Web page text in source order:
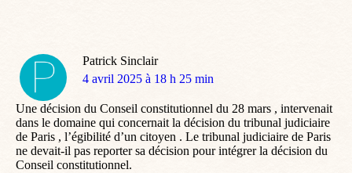
Patrick Sinclair
dit
4 avril 2025 à 18 h 25 min
Une décision du Conseil constitutionnel du 28 mars , intervenait
dans le domaine qui concernait la décision du tribunal judiciaire
de Paris , l’égibilité d’un citoyen . Le tribunal judiciaire de Paris
ne devait-il pas reporter sa décision pour intégrer la décision du
Conseil constitutionnel.